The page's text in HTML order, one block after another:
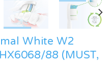
White W2
88 (MUST,